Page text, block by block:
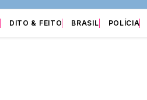
DITO & FEITO BRASIL POLÍCIA